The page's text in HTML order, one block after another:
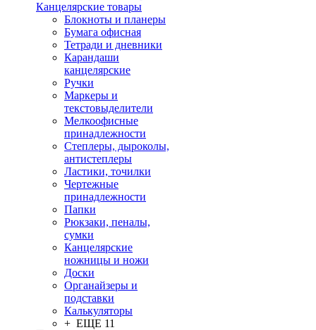
Канцелярские товары
Блокноты и планеры
Бумага офисная
Тетради и дневники
Карандаши
канцелярские
Ручки
Маркеры и
текстовыделители
Мелкоофисные
принадлежности
Степлеры, дыроколы,
антистеплеры
Ластики, точилки
Чертежные
принадлежности
Папки
Рюкзаки, пеналы,
сумки
Канцелярские
ножницы и ножи
Доски
Органайзеры и
подставки
Калькуляторы
+ ЕЩЕ 11